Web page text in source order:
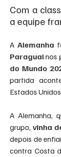
Com a
a equipe
A Alemanha
Paraguai nos
do Mundo
partida
Estados
A Alemanha,
grupo, vinha
depois de
contra Costa